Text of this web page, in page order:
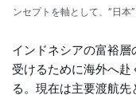
ンセプトを軸として、“日
インドネシアの富裕
受けるために海外へ
る。現在は主要渡航